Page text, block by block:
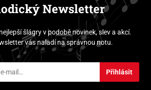
Newsletter
šlágry v podobě novinek, slev a akcí.
vás naladí na správnou notu.
Přihlásit